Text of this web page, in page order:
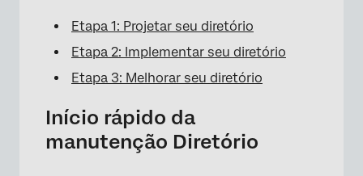
Etapa 1: Projetar seu diretório
Etapa 2: Implementar seu diretório
Etapa 3: Melhorar seu diretório
Início rápido da
manutenção Diretório